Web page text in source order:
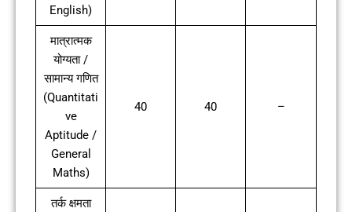
English)
मात्रात्मक
योग्यता /
सामान्य गणित
(Quantitati
ve
Aptitude /
General
Maths)
40 40 –
तर्क क्षमता